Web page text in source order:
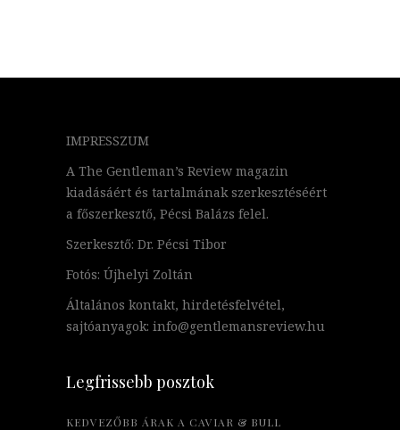
IMPRESSZUM
A The Gentleman’s Review magazin
kiadásáért és tartalmának szerkesztéséért
a főszerkesztő, Pécsi Balázs felel.
Szerkesztő: Dr. Pécsi Tibor
Fotós: Újhelyi Zoltán
Általános kontakt, hirdetésfelvétel,
sajtóanyagok: info@gentlemansreview.hu
Legfrissebb posztok
KEDVEZŐBB ÁRAK A CAVIAR & BULL